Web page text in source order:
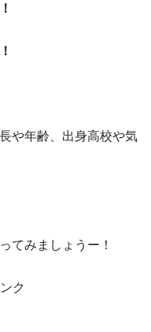
や年齢、出身高校や気
てみましょうー！
ク